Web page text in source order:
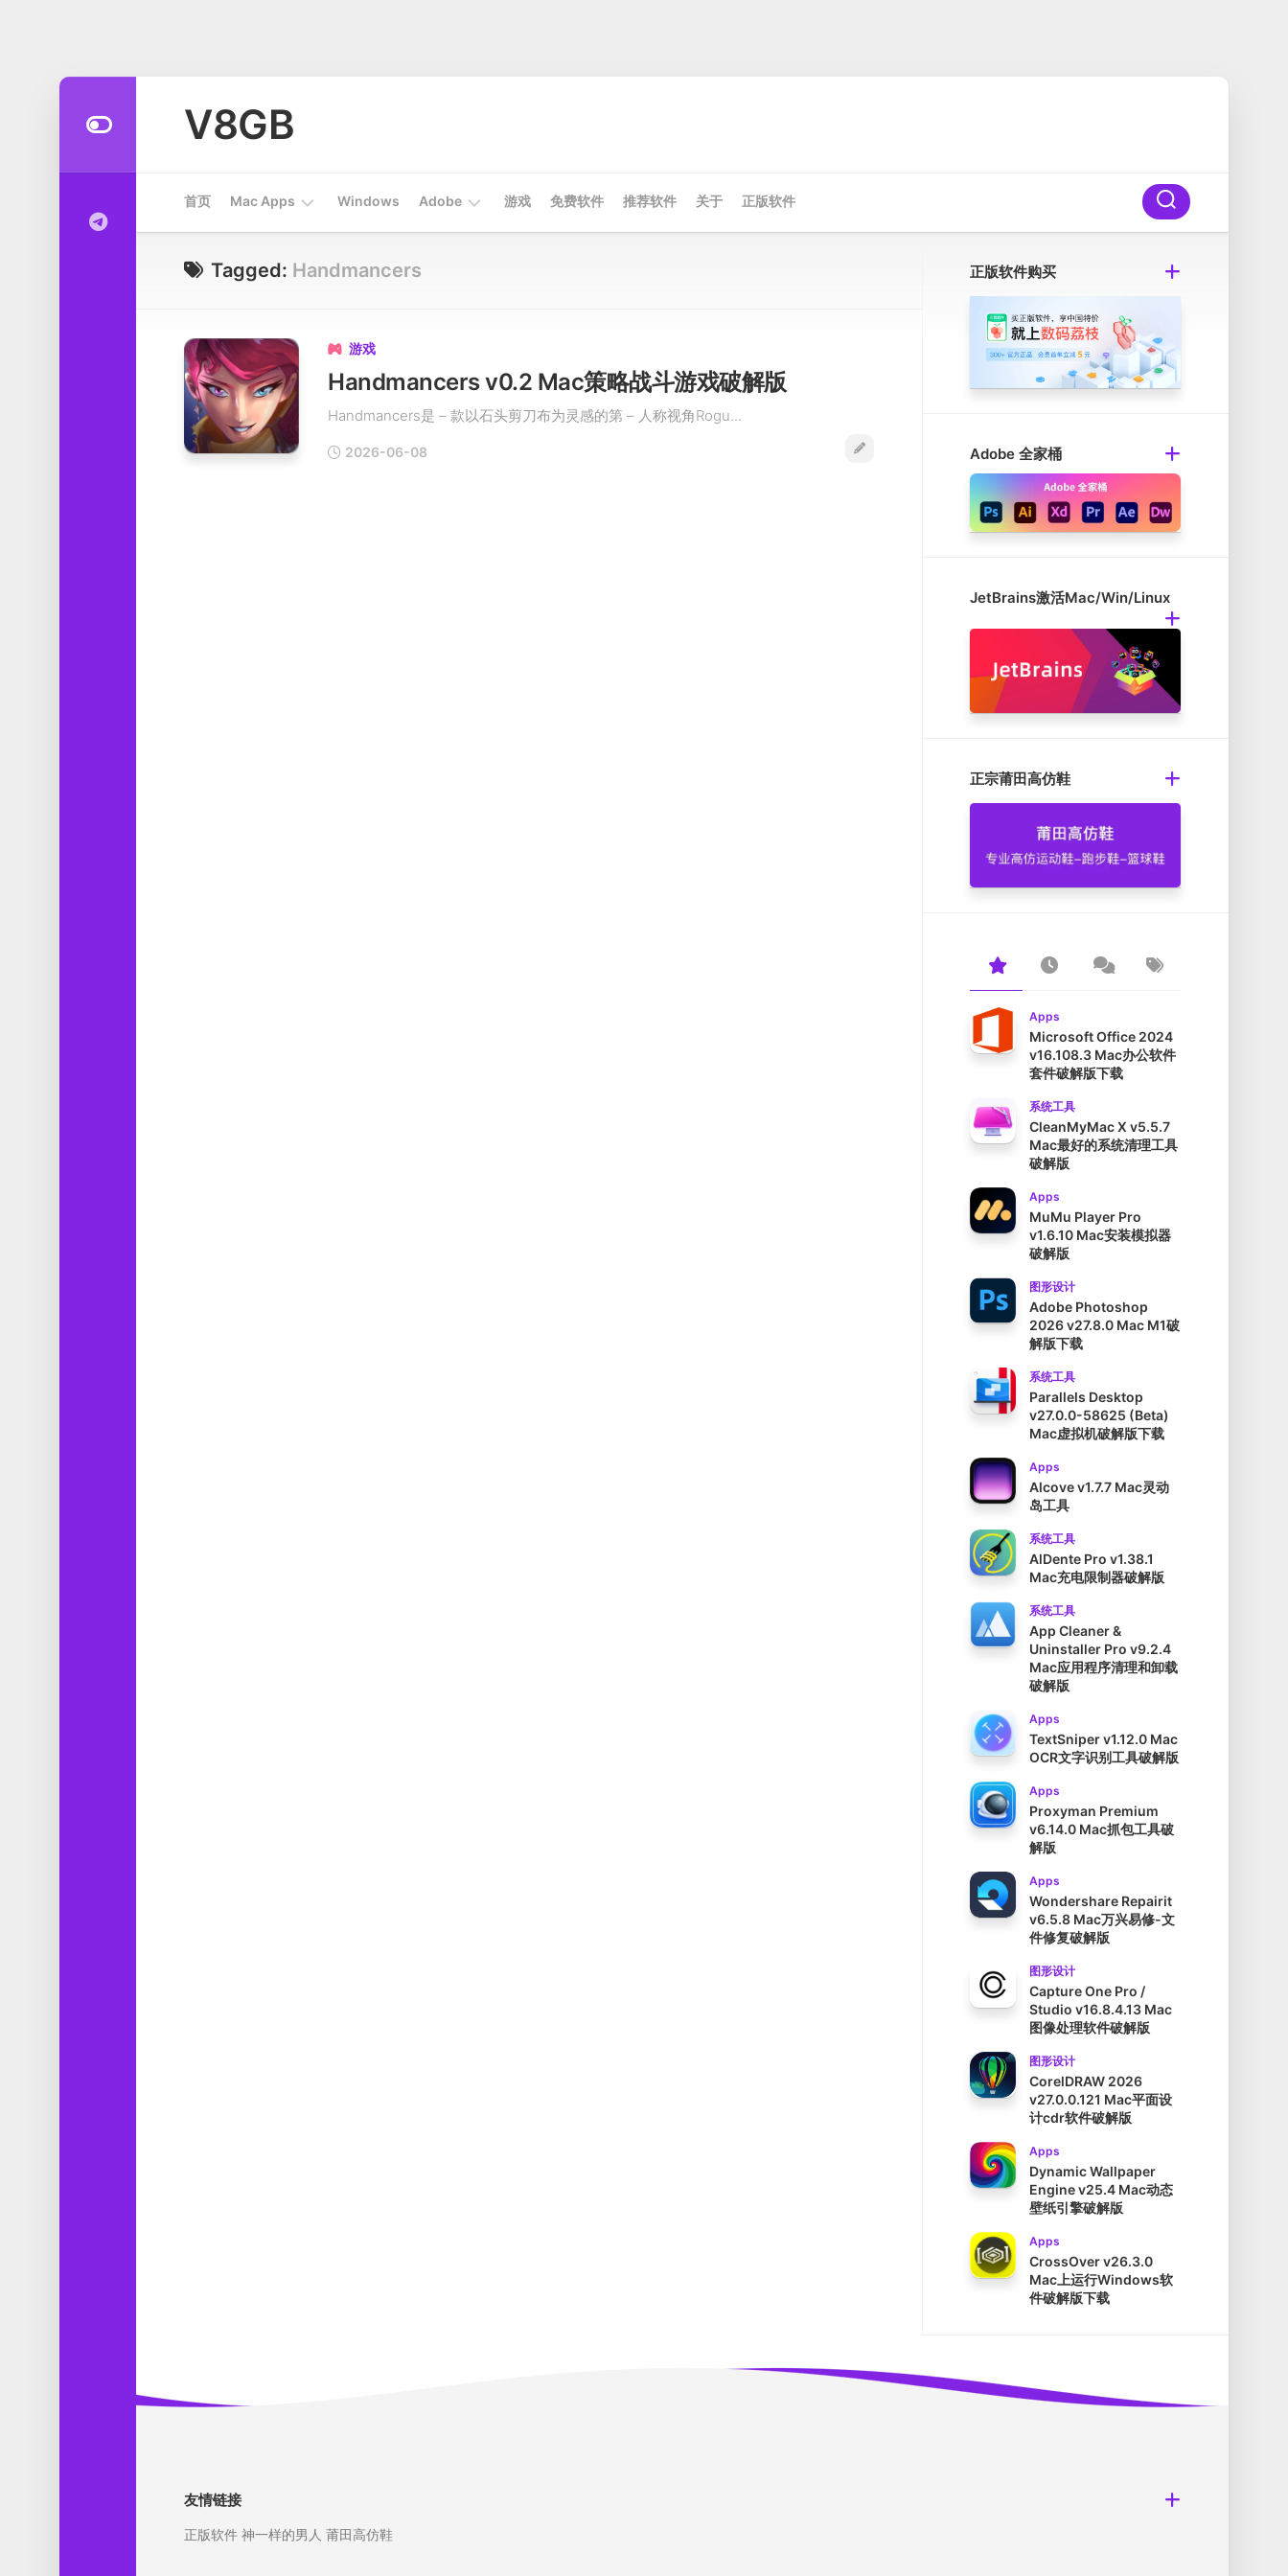
V8GB
首页 Mac Apps
Apps
工
具
系
统
工
具
Windows Adobe 游戏 免费软件 推荐软件 关于 正版软件
Tagged: Handmancers
 游戏
Handmancers v0.2 Mac策略战斗游戏破解版
Handmancers是 – 款以石头剪刀布为灵感的第 – 人称视角Rogu...
2026-06-08
正版软件购买
Adobe 全家桶
JetBrains激活Mac/Win/Linux
正宗莆田高仿鞋
Apps
Microsoft Office 2024
v16.108.3 Mac办公软件
套件破解版下载
系统工具
CleanMyMac X v5.5.7
Mac最好的系统清理工具
破解版
Apps
MuMu Player Pro
v1.6.10 Mac安装模拟器
破解版
图形设计
Adobe Photoshop
2026 v27.8.0 Mac M1破
解版下载
系统工具
Parallels Desktop
v27.0.0-58625 (Beta)
Mac虚拟机破解版下载
Apps
Alcove v1.7.7 Mac灵动
岛工具
系统工具
AlDente Pro v1.38.1
Mac充电限制器破解版
系统工具
App Cleaner &
Uninstaller Pro v9.2.4
Mac应用程序清理和卸载
破解版
Apps
TextSniper v1.12.0 Mac
OCR文字识别工具破解版
Apps
Proxyman Premium
v6.14.0 Mac抓包工具破
解版
Apps
Wondershare Repairit
v6.5.8 Mac万兴易修-文
件修复破解版
图形设计
Capture One Pro /
Studio v16.8.4.13 Mac
图像处理软件破解版
图形设计
CorelDRAW 2026
v27.0.0.121 Mac平面设
计cdr软件破解版
Apps
Dynamic Wallpaper
Engine v25.4 Mac动态
壁纸引擎破解版
Apps
CrossOver v26.3.0
Mac上运行Windows软
件破解版下载
友情链接
正版软件 神一样的男人 莆田高仿鞋